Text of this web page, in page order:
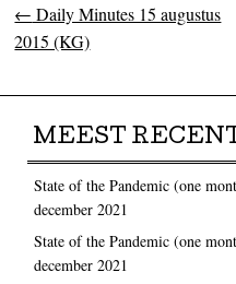
Post
← Daily Minutes 15 augustus
2015 (KG)
MEEST
State of the Pandemic (one
december 2021
State of the Pandemic (one
december 2021